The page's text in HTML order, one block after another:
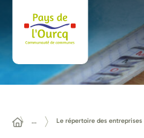
… Le répertoire des entreprises